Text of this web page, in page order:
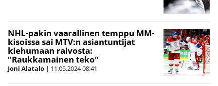
NHL-pakin vaarallinen temppu MM-
kisoissa sai MTV:n asiantuntijat
kiehumaan raivosta:
”Raukkamainen teko”
Joni Alatalo | 11.05.202408:41